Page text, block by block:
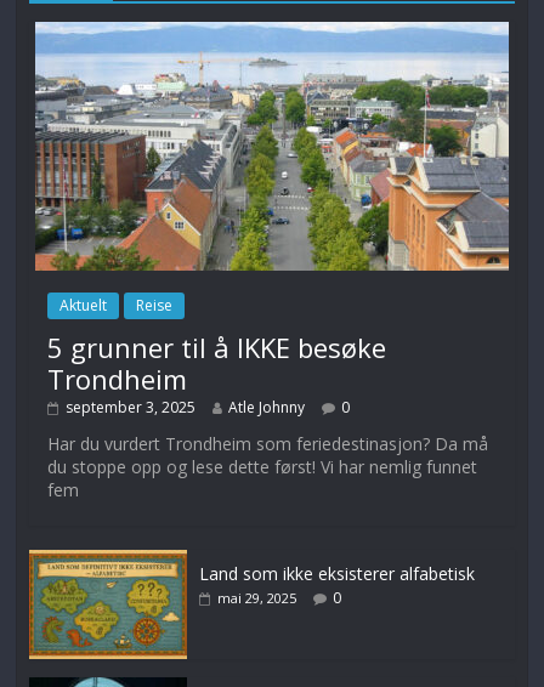
Aktuelt Reise
5 grunner til å IKKE besøke
Trondheim
september 3, 2025 Atle Johnny 0
Har du vurdert Trondheim som feriedestinasjon? Da må
du stoppe opp og lese dette først! Vi har nemlig funnet
fem
Land som ikke eksisterer alfabetisk
mai 29, 2025 0